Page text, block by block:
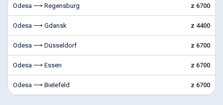
Odesa ⟶ Regensburg z 6700
Odesa ⟶ Gdansk z 4400
Odesa ⟶ Düsseldorf z 6700
Odesa ⟶ Essen z 6700
Odesa ⟶ Bielefeld z 6700